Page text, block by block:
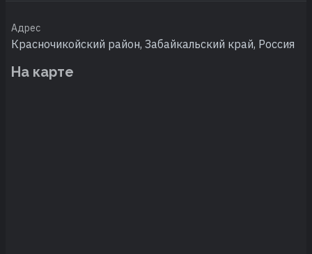
Адрес
Красночикойский район, Забайкальский край, Россия
На карте